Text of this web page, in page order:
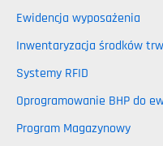
Ewidencja wyposażenia
Inwentaryzacja środków
Systemy RFID
Oprogramowanie BHP do
Program Magazynowy